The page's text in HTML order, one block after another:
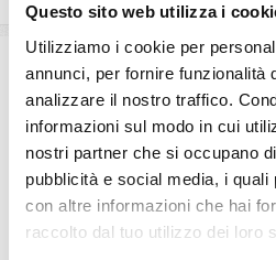
Questo sito web utilizza i
Utilizziamo i cookie per
annunci, per fornire funzionalità
analizzare il nostro traffico.
informazioni sul modo in cui
nostri partner che si occupano
pubblicità e social media, i quali
con altre informazioni che hai
raccolto dal tuo utilizzo dei loro
La quota comprende
La sistemazione nella
comfort: servizi privati, aria
via satellite e cassaforte.
Le quote di servizio (mance)
Il trattamento di pensione
pranzo, cena a buffet o nei